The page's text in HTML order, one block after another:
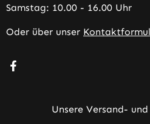
Samstag: 10.00 - 16.00 Uhr
Oder über unser
Besuche uns auf Facebook –
Unsere Versand-